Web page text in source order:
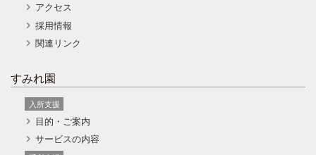
アクセス
採用情報
関連リンク
すみれ園
入所支援
目的・ご案内
サービスの内容